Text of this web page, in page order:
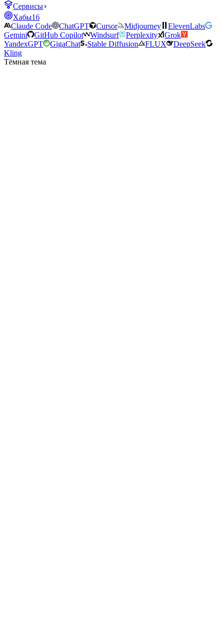
Сервисы
Хабы16
Claude Code
ChatGPT Cursor Midjourney
ElevenLabs
Gemini
GitHub Copilot Windsurf Perplexity
Grok
YandexGPT
GigaChat Stable Diffusion FLUX
DeepSeek
Kling
Тёмная тема